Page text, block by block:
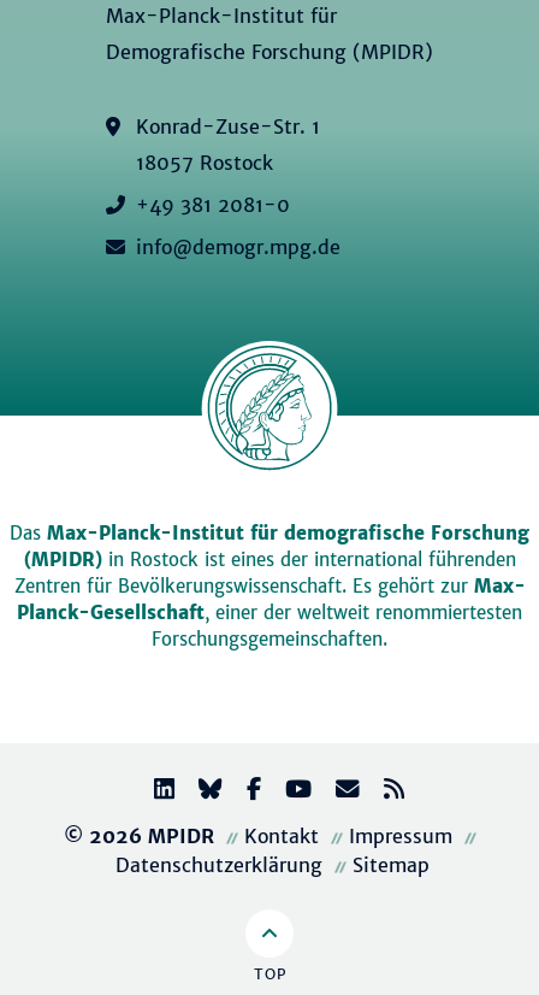
Max-Planck-Institut für
Demografische Forschung (MPIDR)
Konrad-Zuse-Str. 1
18057 Rostock
+49 381 2081-0
info@demogr.mpg.de
Das Max-Planck-Institut für demografische Forschung
(MPIDR)in Rostock ist eines der international führenden
Zentren für Bevölkerungswissenschaft. Es gehört zur Max-
Planck-Gesellschaft, einer der weltweit renommiertesten
Forschungsgemeinschaften.
© 2026 MPIDR Kontakt
Impressum
Datenschutzerklärung
Sitemap
TOP